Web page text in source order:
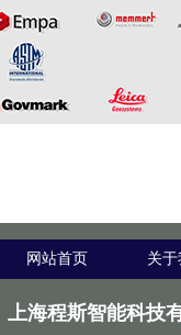
网站首页 关
上海程斯智能科技